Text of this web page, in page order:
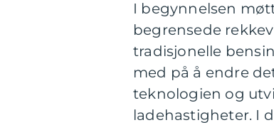
I begynnelsen
begrensede
tradisjonelle
med på å endre
teknologien og
ladehastigheter. I